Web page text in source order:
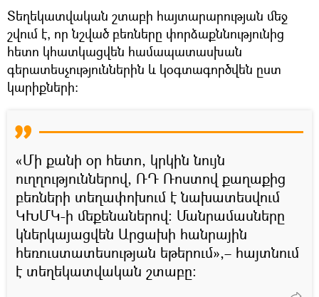
Տեղեկատվական շտաբի հայտարարության մեջ
շվում է, որ նշված բեռները փորձաքննությունից
հետո կհատկացվեն համապատասխան
գերատեսչություններին և կօգտագործվեն ըստ
կարիքների:
«Մի քանի օր հետո, կրկին նույն
ուղղություններով, ՌԴ Ռոստով քաղաքից
բեռների տեղափոխում է նախատեսվում
ԿԽՄԿ-ի մեքենաներով։ Մանրամասները
կներկայացվեն Արցախի հանրային
հեռուստատեսության եթերում»,– հայտնում
է տեղեկատվական շտաբը: